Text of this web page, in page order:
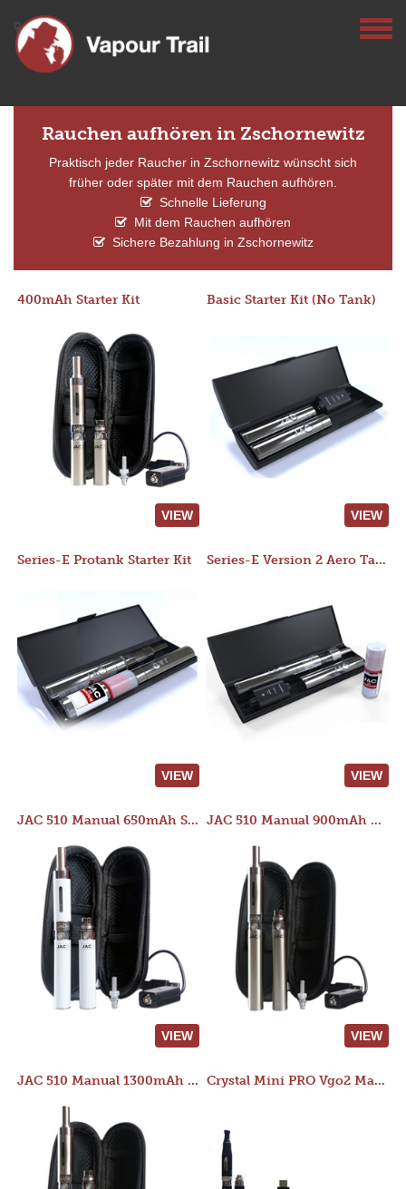
Rauchen aufhören in Zschornewitz
Praktisch jeder Raucher in Zschornewitz wünscht sich
früher oder später mit dem Rauchen aufhören.
Schnelle Lieferung
Mit dem Rauchen aufhören
Sichere Bezahlung in Zschornewitz
400mAh Starter Kit
VIEW
Basic Starter Kit (No Tank)
VIEW
Series-E Protank Starter Kit
VIEW
Series-E Version 2 Aero Tank Starter Kit
VIEW
JAC 510 Manual 650mAh Starter Kit
VIEW
JAC 510 Manual 900mAh Starter Kit
VIEW
JAC 510 Manual 1300mAh Starter Kit Crystal Mini PRO Vgo2 Manual 400mAh Kit